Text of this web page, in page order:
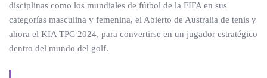
disciplinas como los mundiales de fútbol de la FIFA en sus
categorías masculina y femenina, el Abierto de Australia de tenis y
ahora el KIA TPC 2024, para convertirse en un jugador estratégico
dentro del mundo del golf.